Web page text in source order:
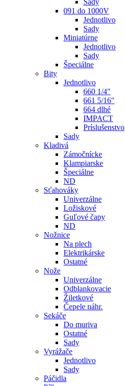
Sady
091 do 1000V
Jednotlivo
Sady
Miniatúrne
Jednotlivo
Sady
Špeciálne
Bity
Jednotlivo
660 1/4"
661 5/16"
664 dlhé
IMPACT
Príslušenstvo
Sady
Kladivá
Zámočnícke
Klampiarske
Špeciálne
ND
Sťahováky
Univerzálne
Ložiskové
Guľové čapy
ND
Nožnice
Na plech
Elektrikárske
Ostatné
Nože
Univerzálne
Odblankovacie
Žiletkové
Čepele náhr.
Sekáče
Do muriva
Ostatné
Sady
Vyrážače
Jednotlivo
Sady
Páčidla